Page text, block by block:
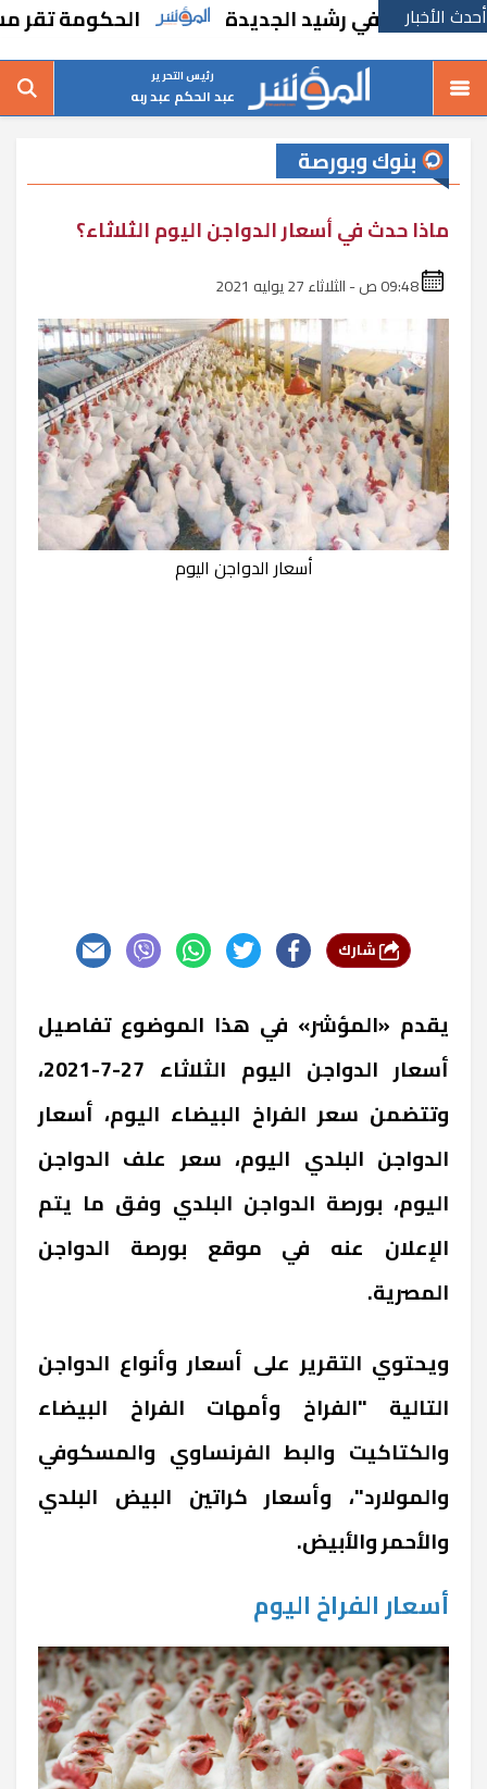
أحدث الأخبار
رشيد الجديدة الحكومة تقر مسانده
رئيس التحرير
عبد الحكم عبد ربه
بنوك وبورصة
ماذا حدث في أسعار الدواجن اليوم الثلاثاء؟
أسعار الدواجن اليوم
يقدم «المؤشر» في هذا الموضوع تفاصيل
أسعار الدواجن اليوم الثلاثاء 27-7-2021،
وتتضمن سعر الفراخ البيضاء اليوم، أسعار
الدواجن البلدي اليوم، سعر علف الدواجن
اليوم، بورصة الدواجن البلدي وفق ما يتم
الإعلان عنه في موقع بورصة الدواجن
المصرية.
ويحتوي التقرير على أسعار وأنواع الدواجن
التالية "الفراخ وأمهات الفراخ البيضاء
والكتاكيت والبط الفرنساوي والمسكوفي
والمولارد"، وأسعار كراتين البيض البلدي
والأحمر والأبيض.
أسعار الفراخ اليوم